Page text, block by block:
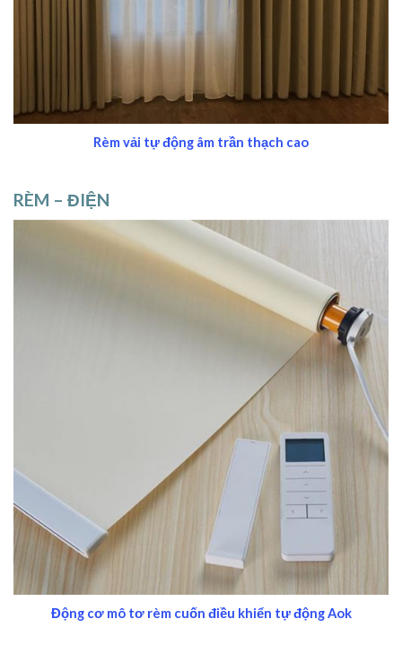
Rèm vải tự động âm trần thạch cao
RÈM – ĐIỆN
Động cơ mô tơ rèm cuốn điều khiển tự động Aok